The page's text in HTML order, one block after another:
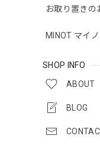
お取り置きの
MINOT マイ
SHOP INFO
ABOUT
BLOG